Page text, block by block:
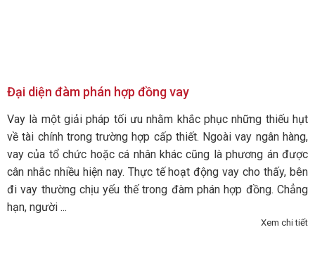
Đại diện đàm phán hợp đồng vay
Vay là một giải pháp tối ưu nhằm khắc phục những thiếu hụt
về tài chính trong trường hợp cấp thiết. Ngoài vay ngân hàng,
vay của tổ chức hoặc cá nhân khác cũng là phương án được
cân nhắc nhiều hiện nay. Thực tế hoạt động vay cho thấy, bên
đi vay thường chịu yếu thế trong đàm phán hợp đồng. Chẳng
hạn, người ...
Xem chi tiết